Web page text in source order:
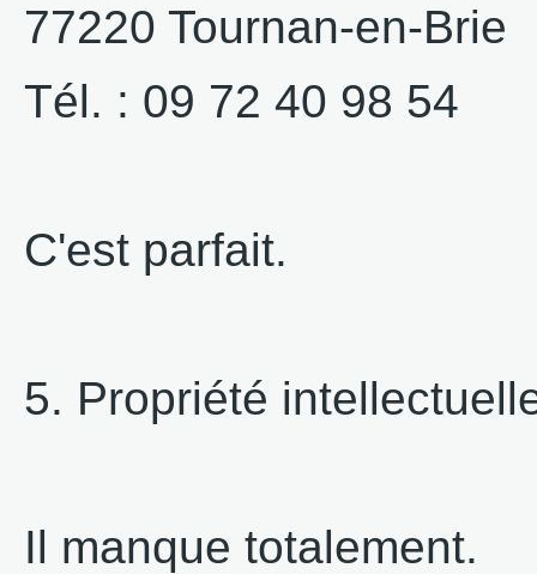
77220 Tournan-en-Brie
Tél. : 09 72 40 98 54
C'est parfait.
5. Propriété
Il manque totalement.